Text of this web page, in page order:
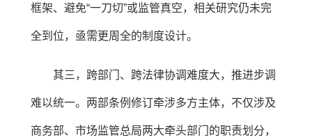
框架、避免“一刀切”或监管真空，相关研究仍未完
全到位，亟需更周全的制度设计。
其三，跨部门、跨法律协调难度大，推进步调
难以统一。两部条例修订牵涉多方主体，不仅涉及
商务部、市场监管总局两大牵头部门的职责划分，